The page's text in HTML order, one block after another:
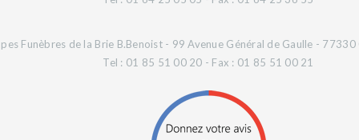
Funèbres de la Brie B.Benoist - 99 Avenue Général de Gaulle -
Tel : 01 85 51 00 20 - Fax : 01 85 51 00 21